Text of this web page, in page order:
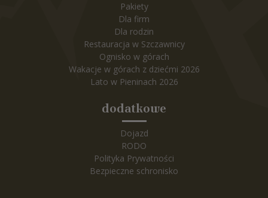
Pakiety
Dla firm
Dla rodzin
Restauracja w Szczawnicy
Ognisko w górach
Wakacje w górach z dziećmi 2026
Lato w Pieninach 2026
dodatkowe
Dojazd
RODO
Polityka Prywatności
Bezpieczne schronisko